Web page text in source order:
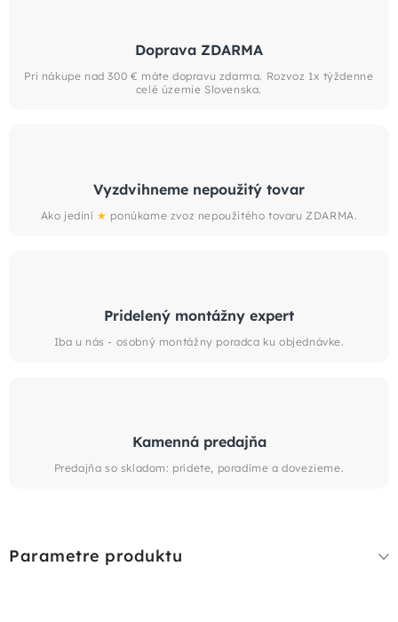
Doprava ZDARMA
Pri nákupe nad 300 € máte dopravu zdarma. Rozvoz 1x týždenne
celé územie Slovenska.
Vyzdvihneme nepoužitý tovar
Ako jediní ★ ponúkame zvoz nepoužitého tovaru ZDARMA.
Pridelený montážny expert
Iba u nás - osobný montážny poradca ku objednávke.
Kamenná predajňa
Predajňa so skladom: prídete, poradíme a dovezieme.
Parametre produktu